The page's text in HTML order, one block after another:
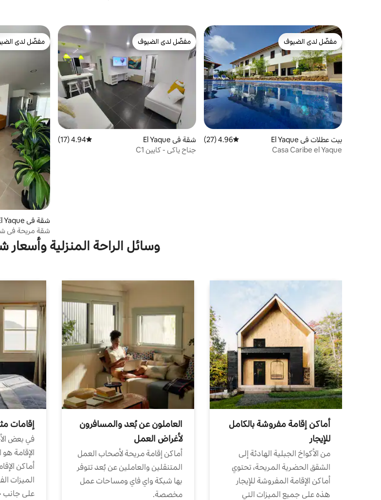
مفضّل لدى الضيوف
مفضّل لدى الضيوف
بيت عطلات في El Yaque متوسط التقييم 4.96 من 5، 27 مراجعات
4.96 (27)
Casa Caribe el Yaque
مفضّل لدى الضيوف
مفضّل لدى الضيوف
شقة في El Yaque متوسط التقييم 4.94 من 5، 17 مراجعات
4.94 (17)
جناح ياكي - كايين C1
مفضّل لدى
مفضّل لدى
شقة في El Yaque
شقة مريحة في
وسائل الراحة المنزلية وأسعار
أماكن إقامة مفروشة بالكامل
للإيجار
من الأكواخ الجبلية الهادئة إلى
الشقق الحضرية المريحة، تحتوي
أماكن الإقامة المفروشة للإيجار
هذه على جميع الميزات التي
العاملون عن بُعد والمسافرون
لأغراض العمل
أماكن إقامة مريحة لأصحاب العمل
المتنقلين والعاملين عن بُعد تتوفر
بها شبكة واي فاي ومساحات عمل
مخصصة.
إقامات
في بعض
الإقامة
أماكن
الميزات
على جانب